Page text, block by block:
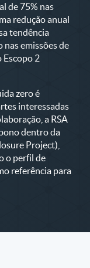
de 75% nas
redução anual
tendência
emissões de
Escopo 2
zero é
interessadas
a RSA
dentro da
Project),
o perfil de
referência para